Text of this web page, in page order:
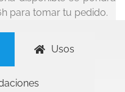
para tomar tu pedido.
Usos